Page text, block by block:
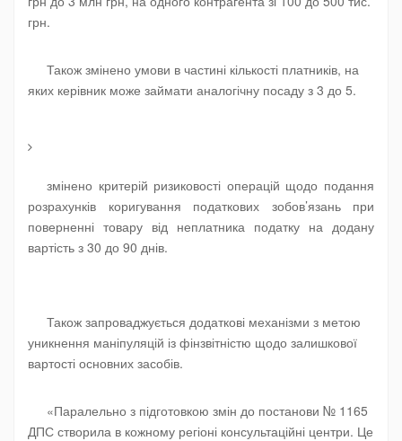
грн.
Також змінено умови в частині кількості платників, на
яких керівник може займати аналогічну посаду з 3 до 5.
змінено критерій ризиковості операцій щодо подання
розрахунків коригування податкових зобов’язань при
поверненні товару від неплатника податку на додану
вартість з 30 до 90 днів.
Також запроваджується додаткові механізми з метою
уникнення маніпуляцій із фінзвітністю щодо залишкової
вартості основних засобів.
«Паралельно з підготовкою змін до постанови № 1165
ДПС створила в кожному регіоні консультаційні центри. Це